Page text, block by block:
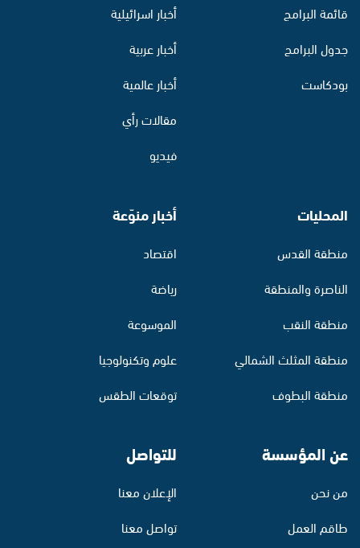
قائمة البرامج
جدول البرامج
بودكاست
أخبار اسرائيلية
أخبار عربية
أخبار عالمية
مقالات رأي
فيديو
المحليات
منطقة القدس
الناصرة والمنطقة
منطقة النقب
منطقة المثلث الشمالي
منطقة البطوف
أخبار منوّعة
اقتصاد
رياضة
الموسوعة
علوم وتكنولوجيا
توقعات الطقس
عن المؤسسة
من نحن
طاقم العمل
للتواصل
الإعلان معنا
تواصل معنا